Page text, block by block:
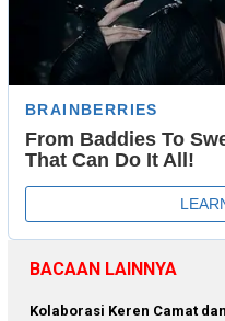
BACAAN LAINNYA
Kolaborasi Keren Camat